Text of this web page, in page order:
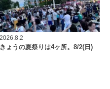
2026.8.2
きょうの夏祭りは4ヶ所。8/2(日)